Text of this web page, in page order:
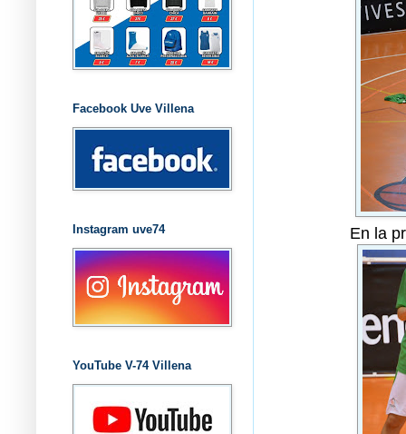
En la
Facebook Uve Villena
Instagram uve74
YouTube V-74 Villena